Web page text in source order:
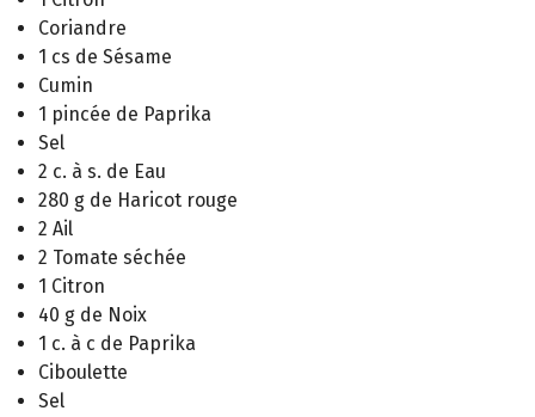
Coriandre
1 cs de Sésame
Cumin
1 pincée de Paprika
Sel
2 c. à s. de Eau
280 g de Haricot rouge
2 Ail
2 Tomate séchée
1 Citron
40 g de Noix
1 c. à c de Paprika
Ciboulette
Sel